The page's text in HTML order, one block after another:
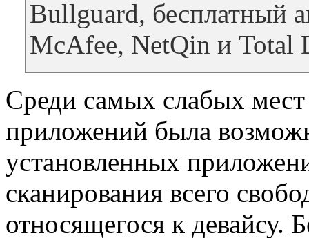
Bullguard, бесплатный
McAfee, NetQin и Total
Среди самых слабых
приложений была
установленных
сканирования всего
относящегося к девайсу.